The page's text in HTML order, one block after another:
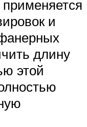
и
длину
этой